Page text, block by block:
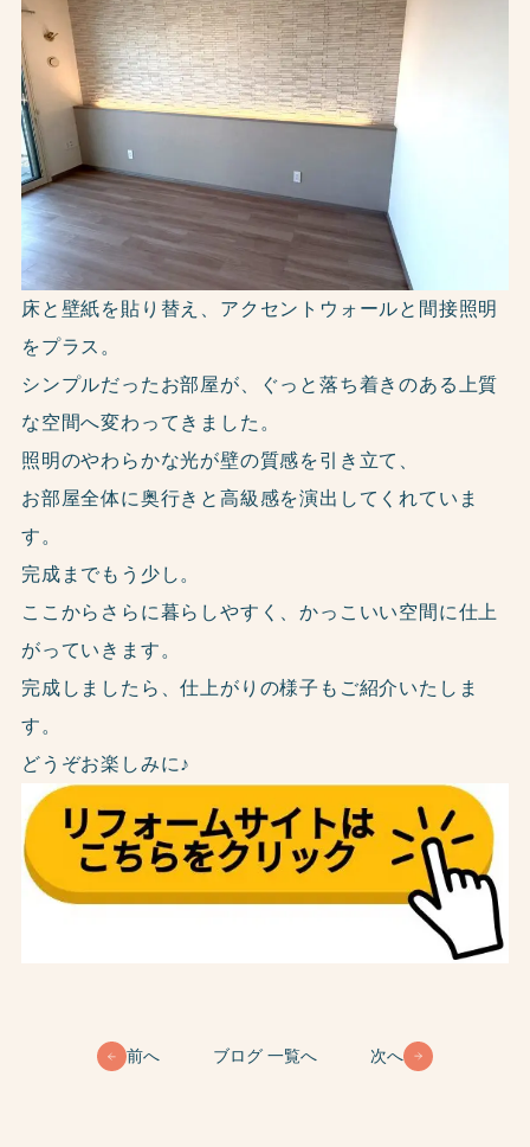
床と壁紙を貼り替え、アクセントウォールと間接照明
をプラス。
シンプルだったお部屋が、ぐっと落ち着きのある上質
な空間へ変わってきました。
照明のやわらかな光が壁の質感を引き立て、
お部屋全体に奥行きと高級感を演出してくれていま
す。
完成までもう少し。
ここからさらに暮らしやすく、かっこいい空間に仕上
がっていきます。
完成しましたら、仕上がりの様子もご紹介いたしま
す。
どうぞお楽しみに♪
前へ ブログ 一覧へ 次へ